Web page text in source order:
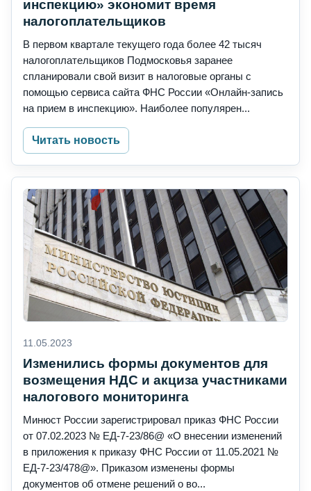
инспекцию» экономит время
налогоплательщиков
В первом квартале текущего года более 42 тысяч
налогоплательщиков Подмосковья заранее
спланировали свой визит в налоговые органы с
помощью сервиса сайта ФНС России «Онлайн-запись
на прием в инспекцию». Наиболее популярен...
Читать новость
11.05.2023
Изменились формы документов для
возмещения НДС и акциза участниками
налогового мониторинга
Минюст России зарегистрировал приказ ФНС России
от 07.02.2023 № ЕД-7-23/86@ «О внесении изменений
в приложения к приказу ФНС России от 11.05.2021 №
ЕД-7-23/478@». Приказом изменены формы
документов об отмене решений о во...